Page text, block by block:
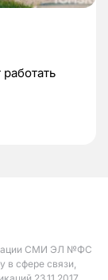
СМИ ЭЛ №ФС
в сфере связи,